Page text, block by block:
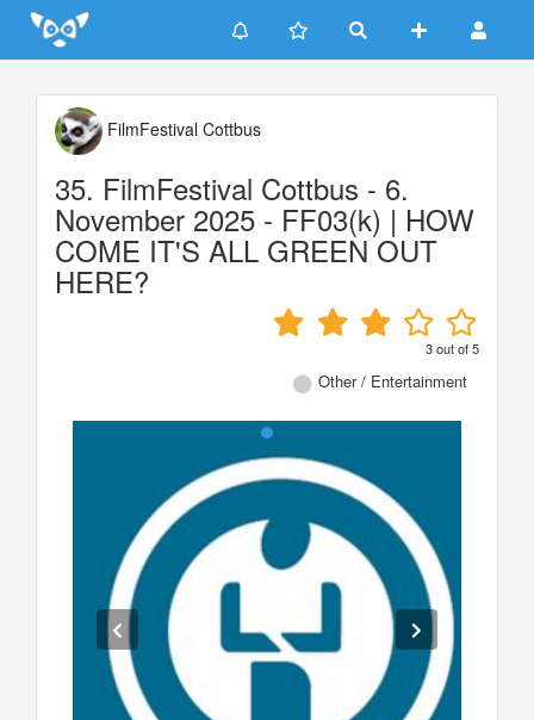
Update cookies preferences
FilmFestival Cottbus
35. FilmFestival Cottbus - 6.
November 2025 - FF03(k) | HOW
COME IT'S ALL GREEN OUT
HERE?
3out of5
Other / Entertainment